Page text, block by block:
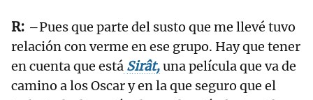
–Pues que parte del susto que me llevé tuvo
relación con verme en ese grupo. Hay que tener
en cuenta que está Sirât,una película que va de
camino a los Oscar y en la que seguro que el